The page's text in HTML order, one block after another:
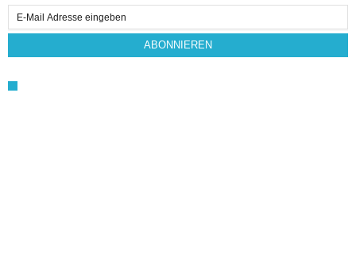
Email
Subscription
ABONNIEREN